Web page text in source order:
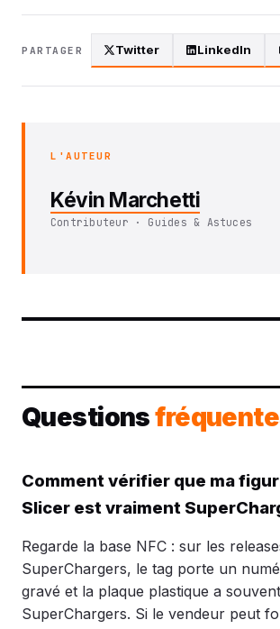
PARTAGER Twitter LinkedIn
L'AUTEUR
Kévin Marchetti
Contributeur · Guides & Astuces
Questions
Comment vérifier que ma
Slicer est vraiment
Regarde la base NFC : sur les
SuperChargers, le tag porte un
gravé et la plaque plastique a
SuperChargers. Si le vendeur peut